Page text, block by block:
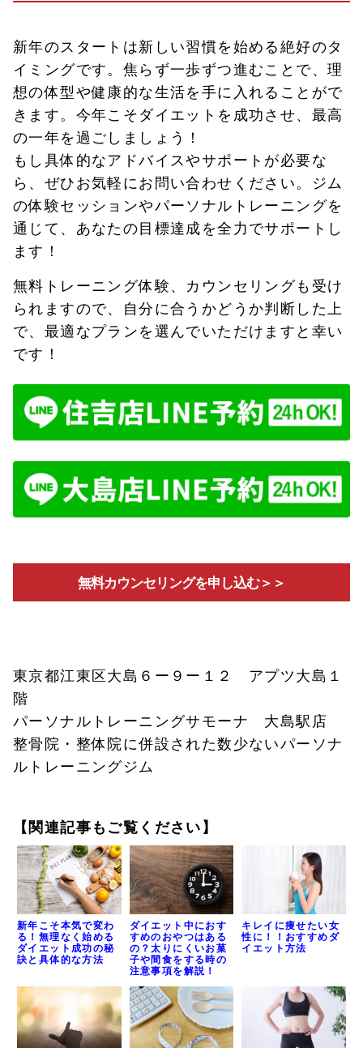
新年のスタートは新しい習慣を始める絶好のタ
イミングです。焦らず一歩ずつ進むことで、理
想の体型や健康的な生活を手に入れることがで
きます。今年こそダイエットを成功させ、最高
の一年を過ごしましょう！
もし具体的なアドバイスやサポートが必要な
ら、ぜひお気軽にお問い合わせください。ジム
の体験セッションやパーソナルトレーニングを
通じて、あなたの目標達成を全力でサポートし
ます！
無料トレーニング体験、カウンセリングも受け
られますので、自分に合うかどうか判断した上
で、最適なプランを選んでいただけますと幸い
です！
無料カウンセリングを申し込む＞＞
東京都江東区大島６ー９ー１２ アプツ大島１
階
パーソナルトレーニングサモーナ 大島駅店
整骨院・整体院に併設された数少ないパーソナ
ルトレーニングジム
【関連記事もご覧ください】
新年こそ本気で変わ
る！無理なく始める
ダイエット成功の秘
訣と具体的な方法
ダイエット中におす
すめのおやつはある
の？太りにくいお菓
子や間食をする時の
注意事項を解説！
キレイに痩せたい女
性に！！おすすめダ
イエット方法